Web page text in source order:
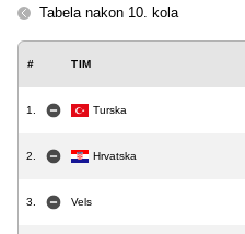
Tabela nakon 10. kola
# TIM
1. Turska
2. Hrvatska
3. Vels